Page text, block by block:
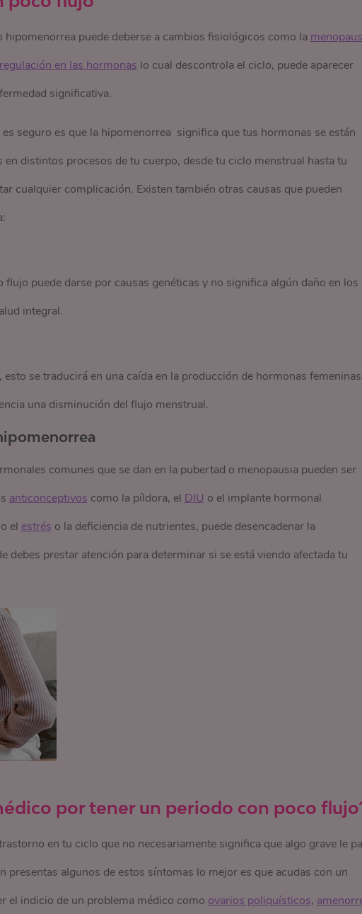
puede deberse a cambios fisiológicos como la
regulación en las hormonas lo cual descontrola el ciclo, puede aparecer
significativa.
seguro es que la hipomenorrea significa que tus hormonas se están
en distintos procesos de tu cuerpo, desde tu ciclo menstrual hasta tu
cualquier complicación. Existen también otras causas que pueden
puede darse por causas genéticas y no significa algún daño en los
integral.
se traducirá en una caída en la producción de hormonas
una disminución del flujo menstrual.
comunes que se dan en la pubertad o menopausia pueden ser
anticonceptivos como la píldora, el DIU o el implante hormonal
el estrés o la deficiencia de nutrientes, puede desencadenar la
debes prestar atención para determinar si se está viendo afectada tu
por tener un periodo con poco
en tu ciclo que no necesariamente significa que algo grave le
presentas algunos de estos síntomas lo mejor es que acudas con un
el indicio de un problema médico como ovarios poliquísticos,